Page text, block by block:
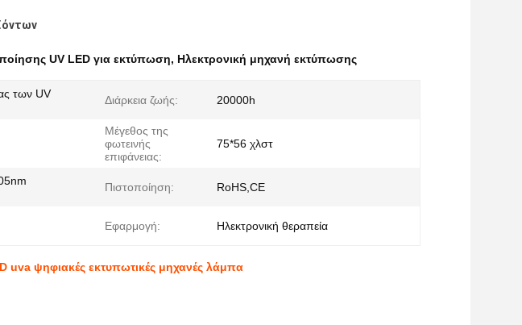
UV LED για εκτύπωση, Ηλεκτρονική μηχανή εκτύπωσης
των UV
Διάρκεια ζωής: 20000h
Μέγεθος της
φωτεινής
επιφάνειας:
75*56 χλστ
Πιστοποίηση: RoHS,CE
Εφαρμογή: Ηλεκτρονική θεραπεία
uva ψηφιακές εκτυπωτικές μηχανές λάμπα